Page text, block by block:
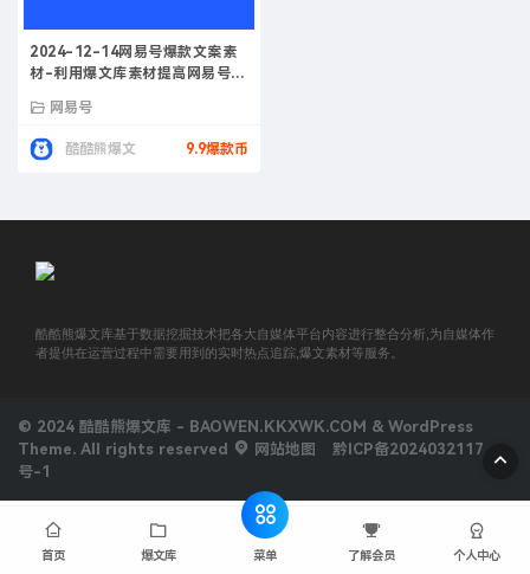
2024-12-14网易号爆款文案素
材-利用爆文库素材提高网易号收
网易号
酷酷熊爆文 9.9爆款币
酷酷熊爆文库基于数据挖掘技术把各大自媒体平台内容进行整合分析,为自媒体作
者提供在运营过程中需要用到的实时热点追踪,爆文素材等服务。
© 2024 酷酷熊爆文库 - BAOWEN.KKXWK.COM & WordPress
Theme. All rights reserved
网站地图
黔ICP备2024032117
号-1
首页 爆文库 菜单 了解会员 个人中心